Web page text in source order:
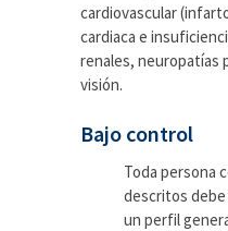
cardiovascular
cardiaca e
renales, neuropatías
visión.
Bajo control
Toda persona
descritos
un perfil